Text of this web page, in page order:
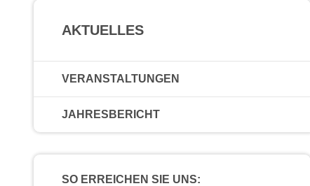
AKTUELLES
VERANSTALTUNGEN
JAHRESBERICHT
SO ERREICHEN SIE UNS: